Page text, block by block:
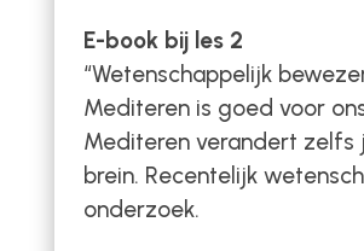
E-book bij les 2
“Wetenschappelijk
Mediteren is goed voor
Mediteren verandert zelfs
brein. Recentelijk
onderzoek.